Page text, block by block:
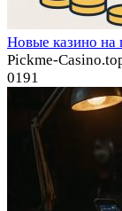
Новые казино на
Pickme-
0191